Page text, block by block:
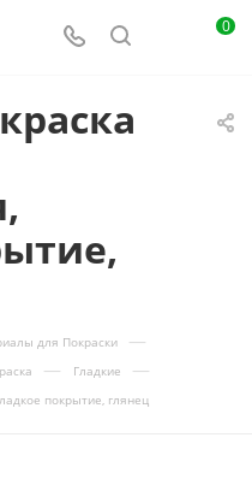
0
для Покраски —
— Гладкие —
покрытие, глянец